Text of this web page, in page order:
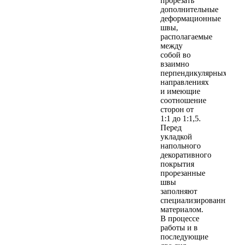
дополнительные
деформационные
швы,
располагаемые
между
собой во
взаимно
направлениях
и имеющие
соотношение
сторон от
1:1 до 1:1,5.
Перед
укладкой
напольного
декоративного
покрытия
прорезанные
швы
заполняют
материалом.
В процессе
работы и в
последующие